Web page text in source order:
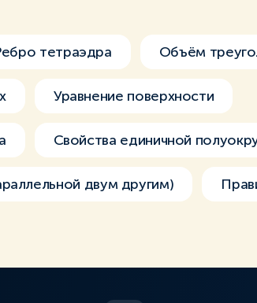
тетраэдра Объём
Уравнение поверхности
Свойства единичной
двум другим)